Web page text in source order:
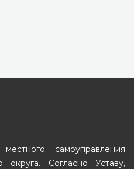
самоуправления
округа. Согласно Уставу,